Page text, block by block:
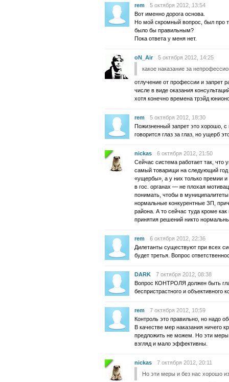
rem
5 октября 2012, 13:54
Вот именно дорога основа.
Но мой скромный вопрос, был про
было бы правильным?
Пока ответа у меня нет.
oN_Air
5 октября 2012, 14:25
какое наказание за
отлучение от профессии и запрет
числе в виде оказания
хотя конечно времена трэйд
rem
5 октября 2012, 18:30
Пожизненный запрет это хорошо, с
говорится глаз за глаз, но ущерб
nickas
6 октября 2012, 21:50
Сейчас система работает так, что
самый товарищи на следующий год
«ущербы», а у них только премии и
в гос. органах — не плохая
понимать, чтобы в
нормальные конкурентные ЗП,
района. А то сейчас туда кроме
принятия решений никто
rem
6 октября 2012, 22:36
Дилетанты существуют при всех
будет третья. Вопрос
DARK
7 октября 2012, 08:38
Вопрос КОНТРОЛЯ должен быть
беспристрастного и объективного
rem
7 октября 2012, 10:59
Контроль это правильно, но надо
В качестве мер наказания ничего
предложить не можем. Но эти
взгляд и мало эффективны.
nickas
7 октября 2012, 20:11
Но эти меры и без нас хорошо